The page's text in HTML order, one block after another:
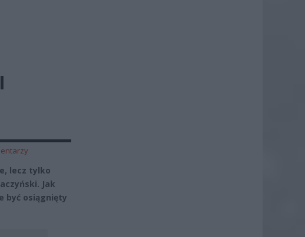
lecz tylko
Jak
być osiągnięty